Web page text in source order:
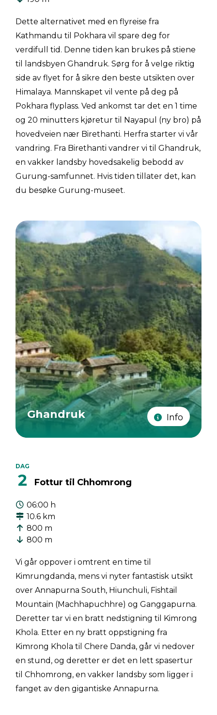
Dette alternativet med en flyreise fra
Kathmandu til Pokhara vil spare deg for
verdifull tid. Denne tiden kan brukes på stiene
til landsbyen Ghandruk. Sørg for å velge riktig
side av flyet for å sikre den beste utsikten over
Himalaya. Mannskapet vil vente på deg på
Pokhara flyplass. Ved ankomst tar det en 1 time
og 20 minutters kjøretur til Nayapul (ny bro) på
hovedveien nær Birethanti. Herfra starter vi vår
vandring. Fra Birethanti vandrer vi til Ghandruk,
en vakker landsby hovedsakelig bebodd av
Gurung-samfunnet. Hvis tiden tillater det, kan
du besøke Gurung-museet.
Ghandruk Info
DAG
2 Fottur til Chhomrong
06:00 h
10.6 km
800 m
800 m
Vi går oppover i omtrent en time til
Kimrungdanda, mens vi nyter fantastisk utsikt
over Annapurna South, Hiunchuli, Fishtail
Mountain (Machhapuchhre) og Ganggapurna.
Deretter tar vi en bratt nedstigning til Kimrong
Khola. Etter en ny bratt oppstigning fra
Kimrong Khola til Chere Danda, går vi nedover
en stund, og deretter er det en lett spasertur
til Chhomrong, en vakker landsby som ligger i
fanget av den gigantiske Annapurna.